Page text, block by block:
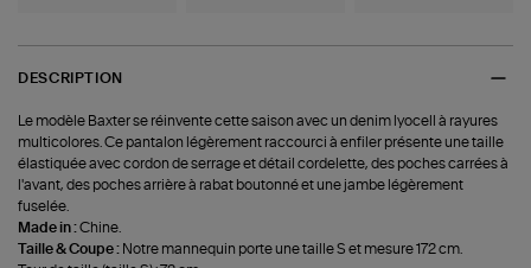
DESCRIPTION
Le modèle Baxter se réinvente cette saison avec un denim lyocell à rayures
multicolores. Ce pantalon légèrement raccourci à enfiler présente une taille
élastiquée avec cordon de serrage et détail cordelette, des poches carrées à
l'avant, des poches arrière à rabat boutonné et une jambe légèrement
fuselée.
Made in :Chine.
Taille & Coupe : Notre mannequin porte une taille S et mesure 172 cm.